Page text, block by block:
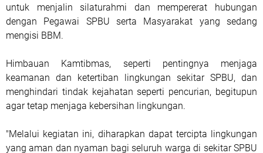
untuk menjalin silaturahmi dan mempererat hubungan
dengan Pegawai SPBU serta Masyarakat yang sedang
mengisi BBM.
Himbauan Kamtibmas, seperti pentingnya menjaga
keamanan dan ketertiban lingkungan sekitar SPBU, dan
menghindari tindak kejahatan seperti pencurian, begitupun
agar tetap menjaga kebersihan lingkungan.
"Melalui kegiatan ini, diharapkan dapat tercipta lingkungan
yang aman dan nyaman bagi seluruh warga di sekitar SPBU